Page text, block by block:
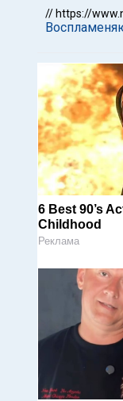
// https://
6 Best 90’s
Childhood
Реклама